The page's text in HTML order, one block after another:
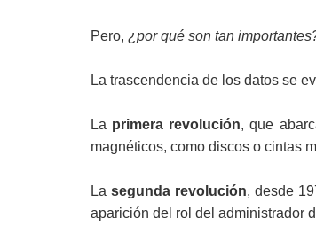
Pero, ¿por qué son tan
La trascendencia de los datos se
La primera revolución, que
magnéticos, como discos o cintas
La segunda revolución, desde
aparición del rol del administrador